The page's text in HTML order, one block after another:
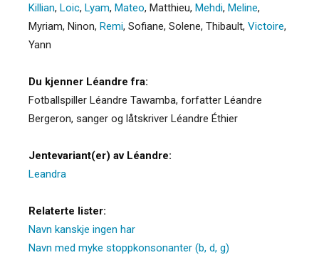
Killian, Loic, Lyam, Mateo, Matthieu, Mehdi, Meline,
Myriam, Ninon, Remi, Sofiane, Solene, Thibault, Victoire,
Yann
Du kjenner Léandre fra:
Fotballspiller Léandre Tawamba, forfatter Léandre
Bergeron, sanger og låtskriver Léandre Éthier
Jentevariant(er) av Léandre:
Leandra
Relaterte lister:
Navn kanskje ingen har
Navn med myke stoppkonsonanter (b, d, g)